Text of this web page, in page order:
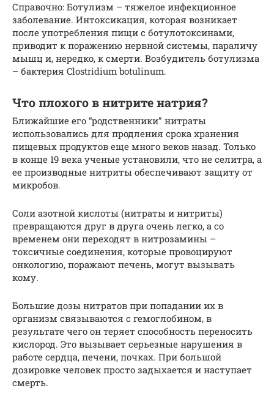
Справочно: Ботулизм – тяжелое инфекционное
заболевание. Интоксикация, которая возникает
после употребления пищи с ботулотоксинами,
приводит к поражению нервной системы, параличу
мышц и, нередко, к смерти. Возбудитель ботулизма
– бактерия Clostridium botulinum.
Что плохого в нитрите натрия?
Ближайшие его “родственники” нитраты
использовались для продления срока хранения
пищевых продуктов еще много веков назад. Только
в конце 19 века ученые установили, что не селитра, а
ее производные нитриты обеспечивают защиту от
микробов.
Соли азотной кислоты (нитраты и нитриты)
превращаются друг в друга очень легко, а со
временем они переходят в нитрозамины –
токсичные соединения, которые провоцируют
онкологию, поражают печень, могут вызывать
кому.
Большие дозы нитратов при попадании их в
организм связываются с гемоглобином, в
результате чего он теряет способность переносить
кислород. Это вызывает серьезные нарушения в
работе сердца, печени, почках. При большой
дозировке человек просто задыхается и наступает
смерть.